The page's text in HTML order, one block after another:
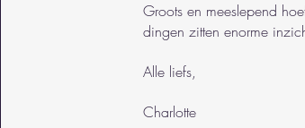
Groots en meeslepend
dingen zitten enorme
Alle liefs,
Charlotte